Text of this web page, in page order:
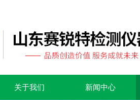
关于我们 新闻中心